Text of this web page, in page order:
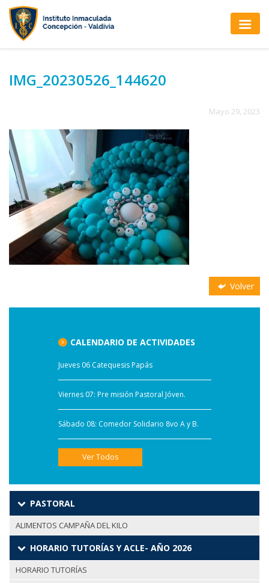
IMG_20230526_144620
Mayo 29, 2023
Volver
CALENDARIO DE ACTIVIDADES
Jueves 06 Catequesis Papás
Viernes 07: Pre misión Pastoral Jóven.
Sábado 08: Comedor Solidario 8vo A y B.
Ver Todos
PASTORAL
ALIMENTOS CAMPAÑA DEL KILO
HORARIO TUTORÍAS Y ACLE- AÑO 2026
HORARIO TUTORÍAS